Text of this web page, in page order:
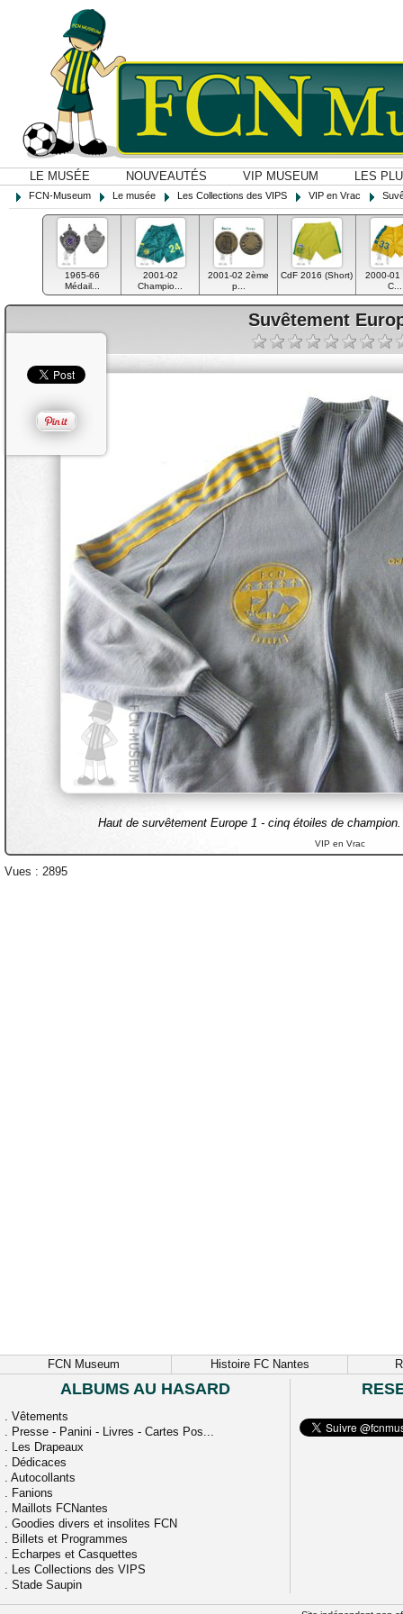
LE MUSÉE NOUVEAUTÉS VIP MUSEUM LES
FCN-Museum Le musée Les Collections des VIPS VIP en Vrac
1965-66
Médail...
2001-02
Champio...
2001-02 2ème
p...
CdF 2016 (Short)
2000-01
C...
Suvêtement
Haut de survêtement Europe 1 - cinq étoiles de
VIP en Vrac
Vues : 2895
FCN Museum Histoire FC Nantes
ALBUMS AU HASARD
. Vêtements
. Presse - Panini - Livres - Cartes Pos...
. Les Drapeaux
. Dédicaces
. Autocollants
. Fanions
. Maillots FCNantes
. Goodies divers et insolites FCN
. Billets et Programmes
. Echarpes et Casquettes
. Les Collections des VIPS
. Stade Saupin